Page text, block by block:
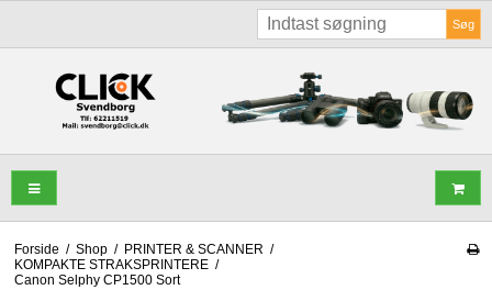
Søg
Forside / Shop / PRINTER & SCANNER /
KOMPAKTE STRAKSPRINTERE /
Canon Selphy CP1500 Sort